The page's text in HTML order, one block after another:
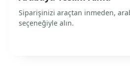
Siparişinizi araçtan inmeden,
seçeneğiyle alın.